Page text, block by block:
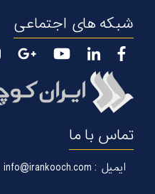
شبکه های اجتماعی
تماس با ما
ایمیل : info@irankooch.com